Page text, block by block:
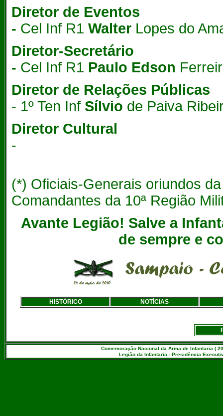
Diretor de Eventos
- Cel Inf R1 Walter Lopes do
Diretor-Secretário
- Cel Inf R1 Paulo Edson
Diretor de Relações Públicas
- 1º Ten Inf Sílvio de Paiva
Diretor Cultural
-
(*) Oficiais-Generais oriundos
Comandantes da 10ª Região
Avante Legião! Salve a
de sempre e
HISTÓRICO NOTÍCIAS
Comemoração Nacional da Arma de Infantaria (
Legião da Infantaria - Presidência